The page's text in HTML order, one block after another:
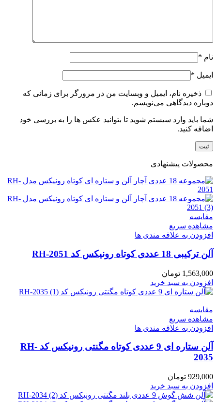
نام *
ایمیل *
ذخیره نام، ایمیل و وبسایت من در مرورگر برای زمانی که
دوباره دیدگاهی می‌نویسم.
شما باید وارد سیستم شوید تا بتوانید عکس ها را به بررسی خود
اضافه کنید.
محصولات پیشنهادی
مقایسه
مشاهده سریع
افزودن به علاقه مندی ها
آلن ترکیبی 18 عددی کوتاه رونیکس کد RH-2051
1,563,000 تومان
افزودن به سبد خرید
مقایسه
مشاهده سریع
افزودن به علاقه مندی ها
آلن ستاره ای 9 عددی کوتاه مگنتی رونیکس کد RH-
2035
929,000 تومان
افزودن به سبد خرید